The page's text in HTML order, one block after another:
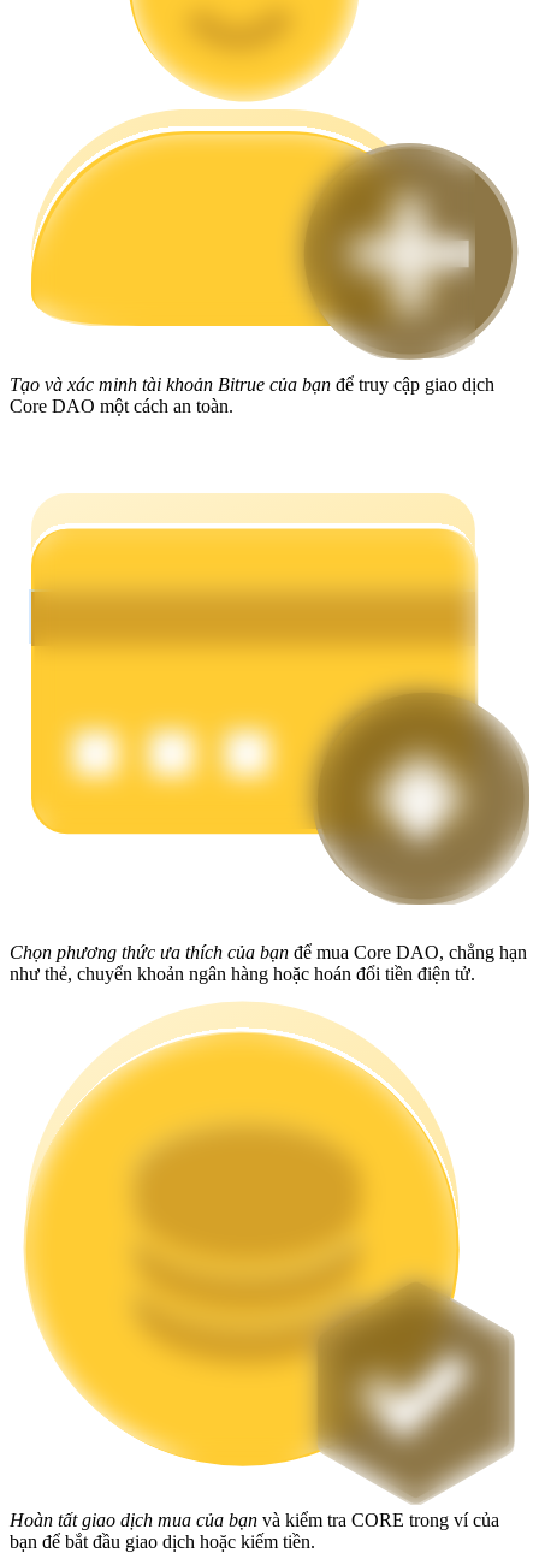
Hướng dẫn giao dịch Spot
Học cách duy trì lợi nhuận
Earn
Power Piggy
Làm cho tài sản của bạn tăng giá trị đều đặn
Staking
Lợi nhuận cao và truy cập ngay lập tức
Launchpool
Đặt cọc linh hoạt để kiếm được các token phổ biến.
Tạo và xác minh tài khoản Bitrue của bạn để truy cập giao dịch
Core DAO một cách an toàn.
Chọn phương thức ưa thích của bạn để mua Core DAO, chẳng hạn
như thẻ, chuyển khoản ngân hàng hoặc hoán đổi tiền điện tử.
Hoàn tất giao dịch mua của bạn và kiểm tra CORE trong ví của
bạn để bắt đầu giao dịch hoặc kiếm tiền.